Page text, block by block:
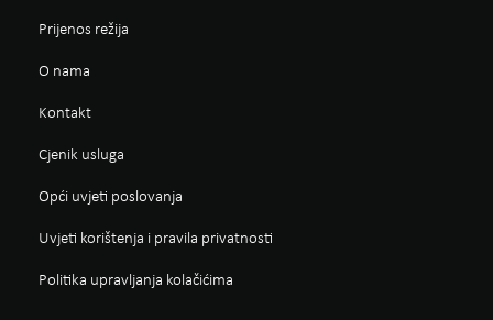
Prijenos režija
O nama
Kontakt
Cjenik usluga
Opći uvjeti poslovanja
Uvjeti korištenja i pravila privatnosti
Politika upravljanja kolačićima